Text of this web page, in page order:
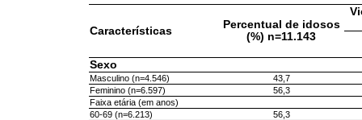
Características
Percentual de idosos
(%) n=11.143
Sexo
Masculino (n=4.546)
43,7
Feminino (n=6.597)
56,3
Faixa etária (em anos)
60-69 (n=6.213)
56,3